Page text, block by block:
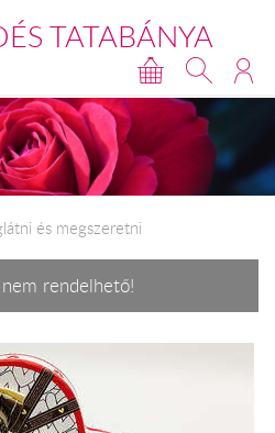
TATABÁNYA
és megszeretni
rendelhető!